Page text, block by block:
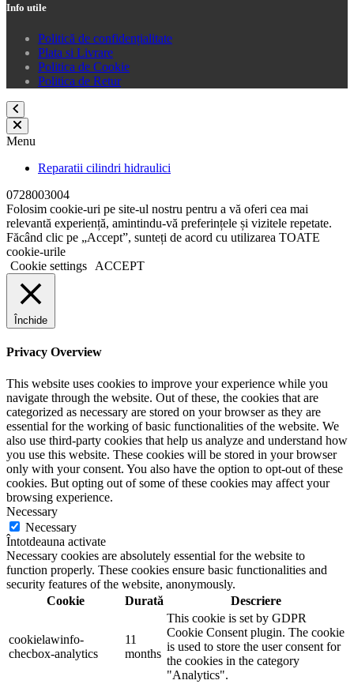
Info utile
Politică de confidențialitate
Plata si Livrare
Politica de Cookie
Politica de Retur
Menu
Reparatii cilindri hidraulici
0728003004
Folosim cookie-uri pe site-ul nostru pentru a vă oferi cea mai
relevantă experiență, amintindu-vă preferințele și vizitele repetate.
Făcând clic pe „Accept”, sunteți de acord cu utilizarea TOATE
cookie-urile
Cookie settings
ACCEPT
Închide
Privacy Overview
This website uses cookies to improve your experience while you
navigate through the website. Out of these, the cookies that are
categorized as necessary are stored on your browser as they are
essential for the working of basic functionalities of the website. We
also use third-party cookies that help us analyze and understand how
you use this website. These cookies will be stored in your browser
only with your consent. You also have the option to opt-out of these
cookies. But opting out of some of these cookies may affect your
browsing experience.
Necessary
Necessary
Întotdeauna activate
Necessary cookies are absolutely essential for the website to
function properly. These cookies ensure basic functionalities and
security features of the website, anonymously.
Cookie
Durată Descriere
cookielawinfo-
checbox-analytics
11
months
This cookie is set by GDPR
Cookie Consent plugin. The cookie
is used to store the user consent for
the cookies in the category
"Analytics".